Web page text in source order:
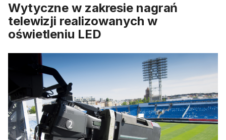
Wytyczne w zakresie nagrań
telewizji realizowanych w
oświetleniu LED